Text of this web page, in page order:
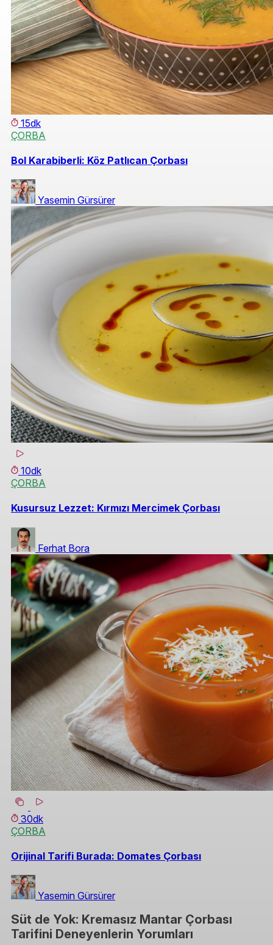
15dk
ÇORBA
Bol Karabiberli: Köz Patlıcan Çorbası
Yasemin Gürsürer
10dk
ÇORBA
Kusursuz Lezzet: Kırmızı Mercimek Çorbası
Ferhat Bora
30dk
ÇORBA
Orijinal Tarifi Burada: Domates Çorbası
Yasemin Gürsürer
Süt de Yok: Kremasız Mantar Çorbası
Tarifini Deneyenlerin Yorumları